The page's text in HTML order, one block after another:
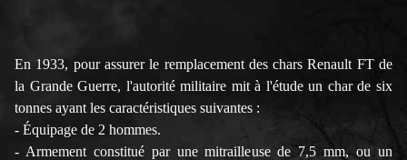
En 1933, pour assurer le remplacement des chars Renault FT de
la Grande Guerre, l'autorité militaire mit à l'étude un char de six
tonnes ayant les caractéristiques suivantes :
- Équipage de 2 hommes.
- Armement constitué par une mitrailleuse de 7,5 mm, ou un